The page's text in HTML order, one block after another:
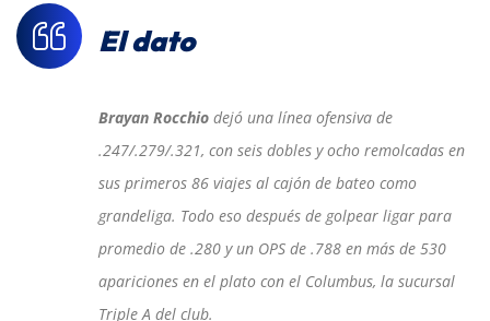
El dato
Brayan Rocchio dejó una línea ofensiva de
.247/.279/.321, con seis dobles y ocho remolcadas en
sus primeros 86 viajes al cajón de bateo como
grandeliga. Todo eso después de golpear ligar para
promedio de .280 y un OPS de .788 en más de 530
apariciones en el plato con el Columbus, la sucursal
Triple A del club.